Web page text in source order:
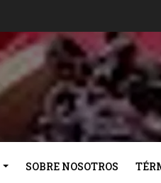
SOBRE NOSOTROS